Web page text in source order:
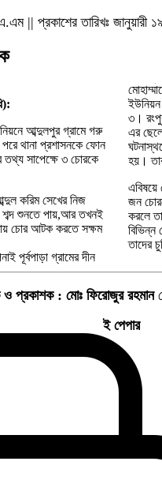
|| প্রকাশের তারিখঃ
আব্দুলপুর গ্রামে গরু
থানা প্রশাসনকে ফোন
তথ্য সাপেক্ষে ৩ চোরকে
করিম সেখের নিজ
শব্দ শুনতে পায়,আর তখনই
চোর আটক করতে সক্ষম
পূর্বপাড়া গ্রামের দীন
৩।
এর
হয়।
জন
করলে
বিভিন্ন
তাদের
ও প্রকাশক : মোঃ ফিরোজুর রহমান
ই পেপার